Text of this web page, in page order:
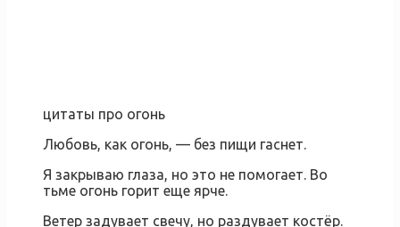
цитаты про огонь
Любовь, как огонь, — без пищи гаснет.
Я закрываю глаза, но это не помогает. Во
тьме огонь горит еще ярче.
Ветер задувает свечу, но раздувает костёр.